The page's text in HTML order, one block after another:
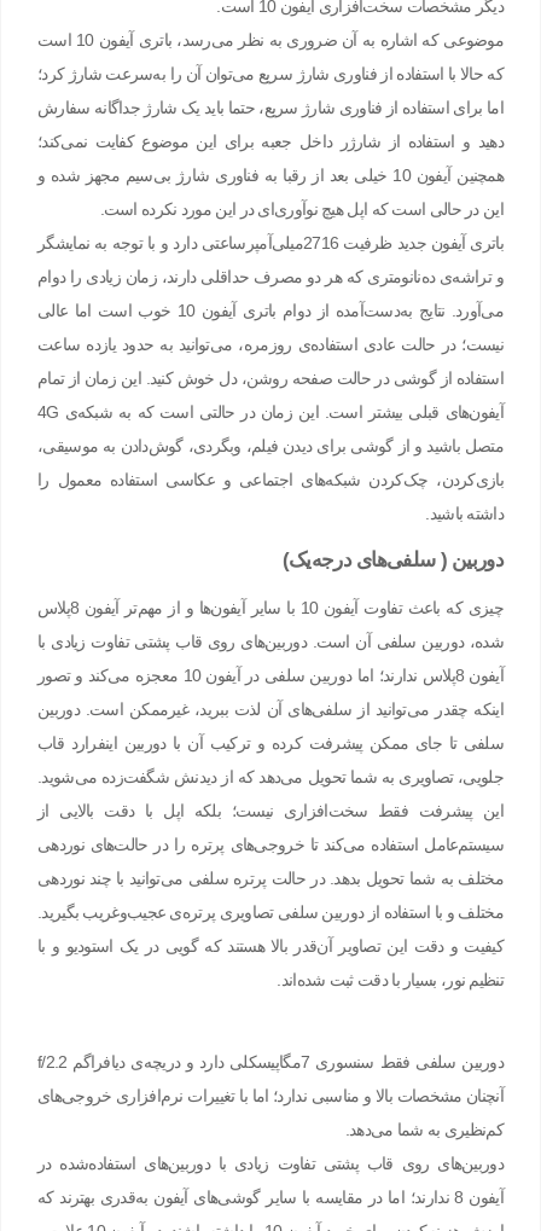
دیگر مشخصات سخت‌افزاری آیفون 10 است.
موضوعی که اشاره به آن ضروری به نظر می‌رسد، باتری آیفون 10 است
که حالا با استفاده از فناوری شارژ سریع می‌توان آن را به‌سرعت شارژ کرد؛
اما برای استفاده از فناوری شارژ سریع، حتما باید یک شارژ جداگانه سفارش
دهید و استفاده از شارژر داخل جعبه برای این موضوع کفایت نمی‌کند؛
همچنین آیفون 10 خیلی بعد از رقبا به فناوری شارژ بی‌سیم مجهز شده و
این در حالی است که اپل هیچ نوآوری‌ای در این مورد نکرده است.
باتری آیفون جدید ظرفیت 2716میلی‌آمپرساعتی دارد و با توجه به نمایشگر
و تراشه‌ی ده‌نانومتری که هر دو مصرف حداقلی دارند، زمان زیادی را دوام
می‌آورد. نتایج به‌دست‌آمده از دوام باتری آیفون 10 خوب است اما عالی
نیست؛ در حالت عادی استفاده‌ی روزمره، می‌توانید به حدود یازده ساعت
استفاده از گوشی در حالت صفحه روشن، دل‌ خوش کنید. این زمان از تمام
آیفون‌های قبلی بیشتر است. این زمان در حالتی است که به شبکه‌ی 4G
متصل باشید و از گوشی برای دیدن فیلم، وبگردی، گوش‌دادن به موسیقی،
بازی‌کردن، چک‌کردن شبکه‌های اجتماعی و عکاسی استفاده معمول را
داشته باشید.
دوربین ( سلفی‌های درجه‌یک)
چیزی که باعث تفاوت آیفون 10 با سایر آیفون‌ها و از مهم‌تر آیفون 8پلاس
شده، دوربین سلفی آن است. دوربین‌های روی قاب پشتی تفاوت زیادی با
آیفون 8پلاس ندارند؛ اما دوربین سلفی در آیفون 10 معجزه می‌کند و تصور
اینکه چقدر می‌توانید از سلفی‌های آن لذت ببرید، غیرممکن است. دوربین
سلفی تا جای ممکن پیشرفت کرده و ترکیب آن با دوربین اینفرارد قاب
جلویی، تصاویری به شما تحویل می‌دهد که از دیدنش شگفت‌زده می‌شوید.
این پیشرفت فقط سخت‌افزاری نیست؛ بلکه اپل با دقت بالایی از
سیستم‌عامل استفاده می‌کند تا خروجی‌های پرتره را در حالت‌های نوردهی
مختلف به شما تحویل بدهد. در حالت پرتره سلفی می‌توانید با چند نوردهی
مختلف و با استفاده از دوربین سلفی تصاویری پرتره‌ی عجیب‌و‌غریب بگیرید.
کیفیت و دقت این تصاویر آن‌قدر بالا هستند که گویی در یک استودیو و با
تنظیم نور، بسیار با دقت ثبت ‌شده‌اند.
دوربین سلفی فقط سنسوری 7مگاپیسکلی دارد و دریچه‌ی دیافراگم f/2.2
آنچنان مشخصات بالا و مناسبی ندارد؛ اما با تغییرات نرم‌افزاری خروجی‌های
کم‌نظیری به شما می‌دهد.
دوربین‌های روی قاب پشتی تفاوت زیادی با دوربین‌های استفاده‌شده در
آیفون 8 ندارند؛ اما در مقایسه با سایر گوشی‌های آیفون به‌قدری بهترند که